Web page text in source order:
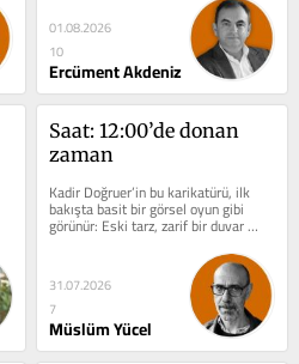
01.08.2026
10
Ercüment Akdeniz
Saat: 12:00’de donan
zaman
Kadir Doğruer’in bu karikatürü, ilk
bakışta basit bir görsel oyun gibi
görünür: Eski tarz, zarif bir duvar
saati ve kadranda tekrar eden...
31.07.2026
7
Müslüm Yücel